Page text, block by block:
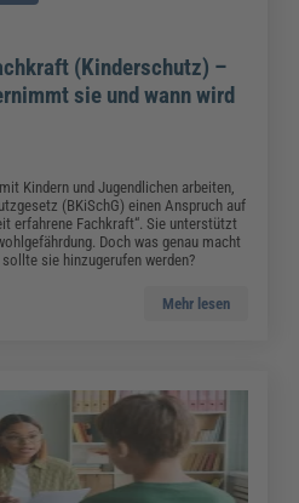
(Kinderschutz) –
sie und wann wird
Kindern und Jugendlichen arbeiten,
(BKiSchG) einen Anspruch auf
erfahrene Fachkraft“. Sie unterstützt
Doch was genau macht
sie hinzugerufen werden?
Mehr lesen